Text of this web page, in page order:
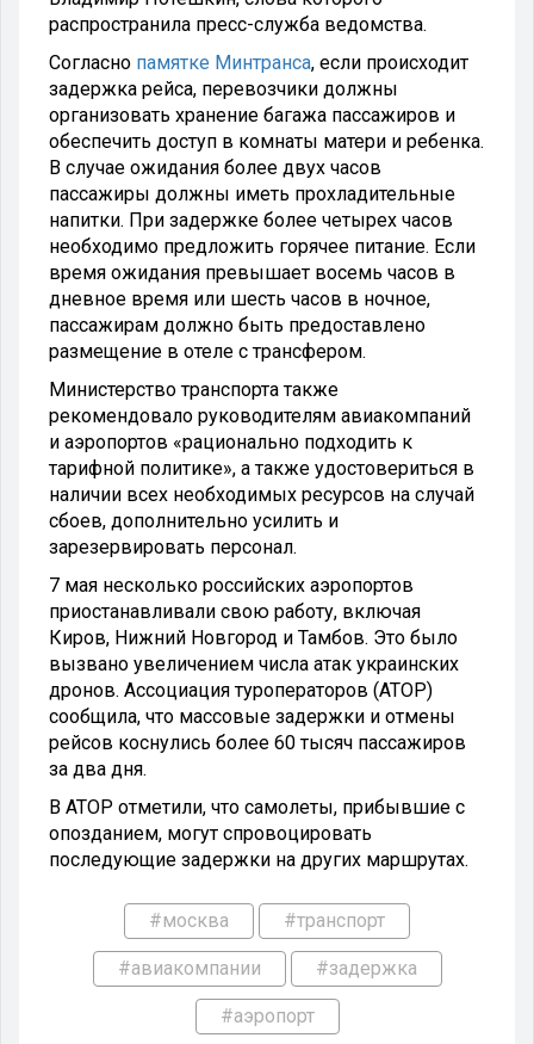
распространила пресс-служба ведомства.
Согласно памятке Минтранса, если происходит
задержка рейса, перевозчики должны
организовать хранение багажа пассажиров и
обеспечить доступ в комнаты матери и ребенка.
В случае ожидания более двух часов
пассажиры должны иметь прохладительные
напитки. При задержке более четырех часов
необходимо предложить горячее питание. Если
время ожидания превышает восемь часов в
дневное время или шесть часов в ночное,
пассажирам должно быть предоставлено
размещение в отеле с трансфером.
Министерство транспорта также
рекомендовало руководителям авиакомпаний
и аэропортов «рационально подходить к
тарифной политике», а также удостовериться в
наличии всех необходимых ресурсов на случай
сбоев, дополнительно усилить и
зарезервировать персонал.
7 мая несколько российских аэропортов
приостанавливали свою работу, включая
Киров, Нижний Новгород и Тамбов. Это было
вызвано увеличением числа атак украинских
дронов. Ассоциация туроператоров (АТОР)
сообщила, что массовые задержки и отмены
рейсов коснулись более 60 тысяч пассажиров
за два дня.
В АТОР отметили, что самолеты, прибывшие с
опозданием, могут спровоцировать
последующие задержки на других маршрутах.
#москва #транспорт
#авиакомпании #задержка
#аэропорт